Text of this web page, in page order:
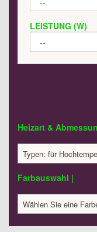
LEISTUNG (W)
Heizart &
Farbauswahl |
Wählen Sie eine